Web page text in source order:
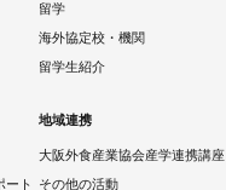
ート
留学
海外協定校・機関
留学生紹介
地域連携
大阪外食産業協会産学連携講座
その他の活動